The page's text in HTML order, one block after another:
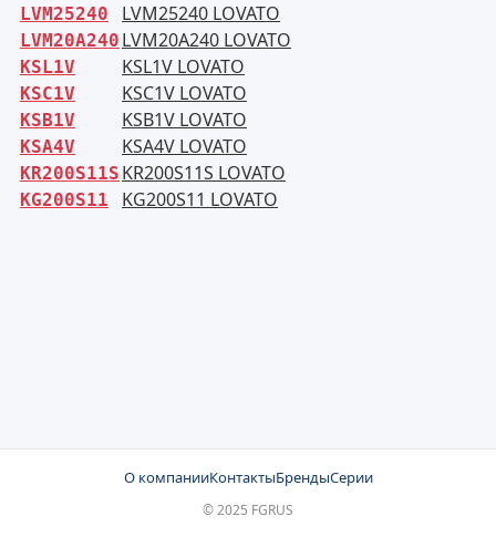
LVM25240 LVM25240 LOVATO
LVM20A240 LVM20A240 LOVATO
KSL1V KSL1V LOVATO
KSC1V KSC1V LOVATO
KSB1V KSB1V LOVATO
KSA4V KSA4V LOVATO
KR200S11S KR200S11S LOVATO
KG200S11 KG200S11 LOVATO
О компанииКонтактыБрендыСерии
© 2025 FGRUS